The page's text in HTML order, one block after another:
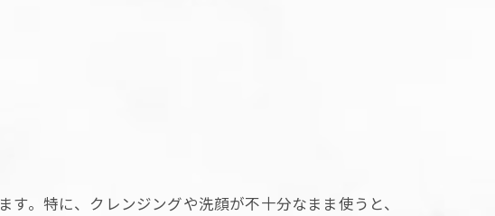
。特に、クレンジングや洗顔が不十分なまま使うと、